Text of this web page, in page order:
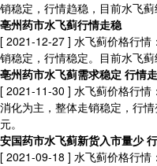
销稳定，行情趋稳，目前水飞蓟
亳州药市水飞蓟行情走稳
[ 2021-12-27 ] 水飞蓟价格行情
销稳定，行情稳定。目前水飞蓟
亳州药市水飞蓟需求稳定 行情
[ 2021-11-30 ] 水飞蓟价格行情
消化为主，整体走销稳定，行
元。
安国药市水飞蓟新货入市量少
[ 2021-09-18 ] 水飞蓟价格行情